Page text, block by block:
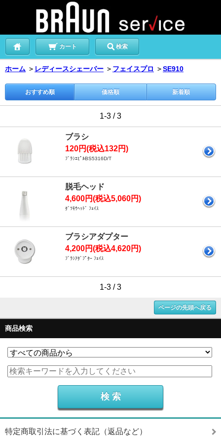
カート 検索
ホーム ＞ レディースシェーバー ＞ フェイスプロ ＞SE910
おすすめ順 価格順 新着順
1-3 / 3
ブラシ
120円(税込132円)
ﾌﾞﾗｼｴﾋﾟﾙBS5316D/T
脱毛ヘッド
4,600円(税込5,060円)
ﾀﾞﾂﾓｳﾍｯﾄﾞ ﾌｪｲｽ
ブラシアダプター
4,200円(税込4,620円)
ﾌﾞﾗｼｱﾀﾞﾌﾟﾀｰ ﾌｪｲｽ
1-3 / 3
ページの先頭へ戻る
商品検索
特定商取引法に基づく表記（返品など）